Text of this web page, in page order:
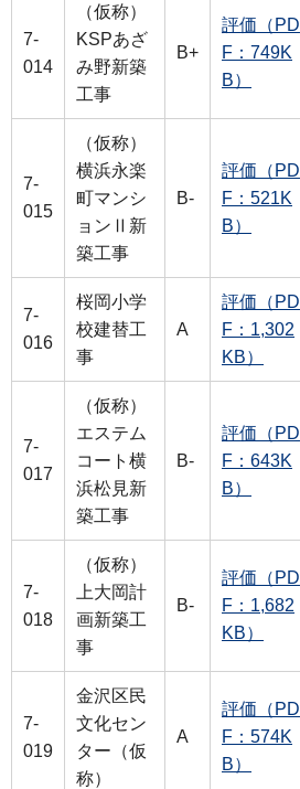
7-
014
（仮称）
KSPあざ
み野新築
工事
B+
評価（PD
F：749K
B）
7-
015
（仮称）
横浜永楽
町マンシ
ョンⅡ新
築工事
B-
評価（PD
F：521K
B）
7-
016
桜岡小学
校建替工
事
A
評価（PD
F：1,302
KB）
7-
017
（仮称）
エステム
コート横
浜松見新
築工事
B-
評価（PD
F：643K
B）
7-
018
（仮称）
上大岡計
画新築工
事
B-
評価（PD
F：1,682
KB）
7-
019
金沢区民
文化セン
ター（仮
称）
A
評価（PD
F：574K
B）